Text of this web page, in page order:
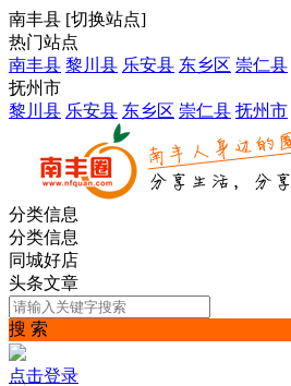
南丰县 [切换站点]
热门站点
南丰县 黎川县 乐安县 东乡区 崇仁县
抚州市
黎川县 乐安县 东乡区 崇仁县 抚州市
分类信息
分类信息
同城好店
头条文章
搜 索
点击登录